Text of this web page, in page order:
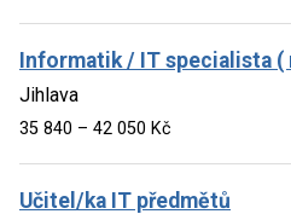
Informatik / IT specialista (
Jihlava
35 840 – 42 050 Kč
Učitel/ka IT předmětů